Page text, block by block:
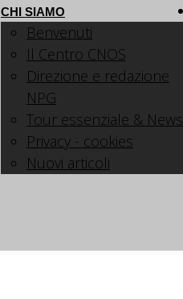
CHI SIAMO
Benvenuti
Il Centro CNOS
Direzione e redazione
NPG
Tour essenziale & News
Privacy - cookies
Nuovi articoli